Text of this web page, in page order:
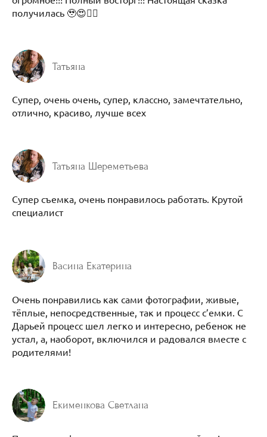
получилась 🥹😍❤️‍🔥
Татьяна
Супер, очень очень, супер, классно, замечтательно,
отлично, красиво, лучше всех
Татьяна Шереметьева
Супер съемка, очень понравилось работать. Крутой
специалист
Васина Екатерина
Очень понравились как сами фотографии, живые,
тёплые, непосредственные, так и процесс с’емки. С
Дарьей процесс шел легко и интересно, ребенок не
устал, а, наоборот, включился и радовался вместе с
родителями!
Екименкова Светлана